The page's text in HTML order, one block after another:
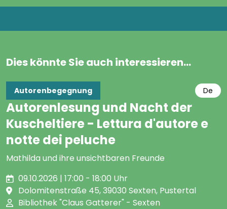
Dies könnte Sie auch interessieren...
Autorenbegegnung De
Autorenlesung und Nacht der
Kuscheltiere - Lettura d'autore e
notte dei peluche
Mathilda und ihre unsichtbaren Freunde
09.10.2026 | 17:00 - 18:00 Uhr
Dolomitenstraße 45, 39030 Sexten, Pustertal
Bibliothek "Claus Gatterer" - Sexten